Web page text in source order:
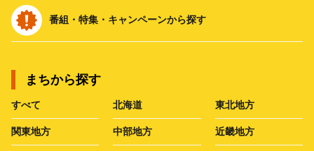
番組・特集・キャンペーンから探す
まちから探す
すべて 北海道 東北地方
関東地方 中部地方 近畿地方